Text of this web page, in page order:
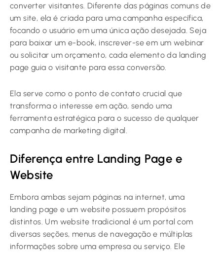
converter visitantes. Diferente das páginas comuns de
um site, ela é criada para uma campanha específica,
focando o usuário em uma única ação desejada. Seja
para baixar um e-book, inscrever-se em um webinar
ou solicitar um orçamento, cada elemento da landing
page guia o visitante para essa conversão.
Ela serve como o ponto de contato crucial que
transforma o interesse em ação, sendo uma
ferramenta estratégica para o sucesso de qualquer
campanha de marketing digital.
Diferença entre Landing Page e
Website
Embora ambas sejam páginas na internet, uma
landing page e um website possuem propósitos
distintos. Um website tradicional é um portal com
diversas seções, menus de navegação e múltiplas
informações sobre uma empresa ou serviço. Ele